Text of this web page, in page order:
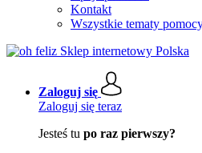
Kontakt
Wszystkie tematy
Zaloguj się
Zaloguj się teraz
Jesteś tu po raz pierwszy?